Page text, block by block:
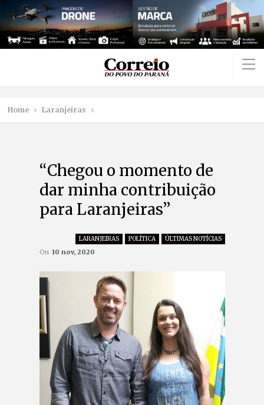
Home Laranjeiras
“Chegou o momento de
dar minha contribuição
para Laranjeiras”
LARANJEIRAS POLÍTICA ÚLTIMAS NOTÍCIAS
On 10 nov, 2020